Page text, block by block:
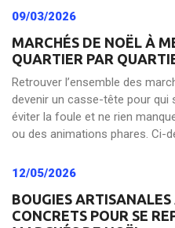
09/03/2026
MARCHÉS DE NOËL À
QUARTIER PAR
Retrouver l’ensemble des
devenir un casse-tête pour qui
éviter la foule et ne rien
ou des animations phares. Ci-
12/05/2026
BOUGIES
CONCRETS POUR SE